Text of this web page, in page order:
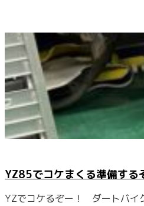
YZ85でコケまくる準備する
YZでコケるぞー！ ダートバイ